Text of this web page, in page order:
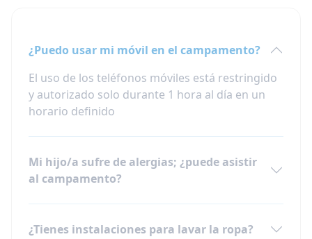
¿Puedo usar mi móvil en el campamento?
El uso de los teléfonos móviles está restringido
y autorizado solo durante 1 hora al día en un
horario definido
Mi hijo/a sufre de alergias; ¿puede asistir
al campamento?
¿Tienes instalaciones para lavar la ropa?